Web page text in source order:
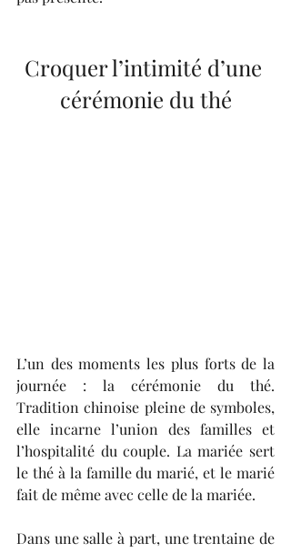
Croquer l’intimité d’une
cérémonie du thé
L’un des moments les plus forts de la
journée : la cérémonie du thé.
Tradition chinoise pleine de symboles,
elle incarne l’union des familles et
l’hospitalité du couple. La mariée sert
le thé à la famille du marié, et le marié
fait de même avec celle de la mariée.
Dans une salle à part, une trentaine de